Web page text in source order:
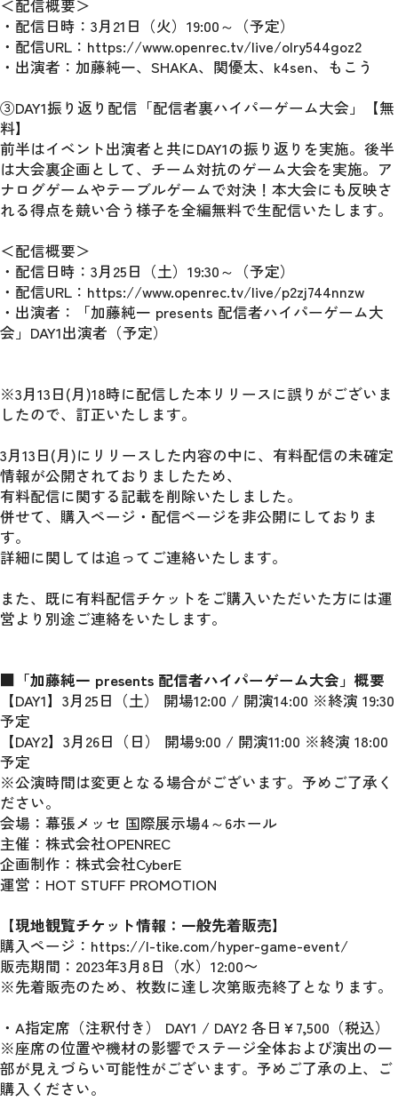
＜配信概要＞
・配信日時：3月21日（火）19:00～（予定）
・配信URL：https://www.openrec.tv/live/olry544goz2
・出演者：加藤純一、SHAKA、関優太、k4sen、もこう
③DAY1振り返り配信「配信者裏ハイパーゲーム大会」【無
料】
前半はイベント出演者と共にDAY1の振り返りを実施。後半
は大会裏企画として、チーム対抗のゲーム大会を実施。ア
ナログゲームやテーブルゲームで対決！本大会にも反映さ
れる得点を競い合う様子を全編無料で生配信いたします。
＜配信概要＞
・配信日時：3月25日（土）19:30～（予定）
・配信URL：https://www.openrec.tv/live/p2zj744nnzw
・出演者：「加藤純一 presents 配信者ハイパーゲーム大
会」DAY1出演者（予定）
※3月13日(月)18時に配信した本リリースに誤りがございま
したので、訂正いたします。
3月13日(月)にリリースした内容の中に、有料配信の未確定
情報が公開されておりましたため、
有料配信に関する記載を削除いたしました。
併せて、購入ページ・配信ページを非公開にしておりま
す。
詳細に関しては追ってご連絡いたします。
また、既に有料配信チケットをご購入いただいた方には運
営より別途ご連絡をいたします。
■「加藤純一 presents 配信者ハイパーゲーム大会」概要
【DAY1】3月25日（土） 開場12:00 / 開演14:00 ※終演 19:30
予定
【DAY2】3月26日（日） 開場9:00 / 開演11:00 ※終演 18:00
予定
※公演時間は変更となる場合がございます。予めご了承く
ださい。
会場：幕張メッセ 国際展示場4～6ホール
主催：株式会社OPENREC
企画制作：株式会社CyberE
運営：HOT STUFF PROMOTION
【現地観覧チケット情報：一般先着販売】
購入ページ：https://l-tike.com/hyper-game-event/
販売期間：2023年3月8日（水）12:00〜
※先着販売のため、枚数に達し次第販売終了となります。
・A指定席（注釈付き） DAY1 / DAY2 各日¥7,500（税込）
※座席の位置や機材の影響でステージ全体および演出の一
部が見えづらい可能性がございます。予めご了承の上、ご
購入ください。